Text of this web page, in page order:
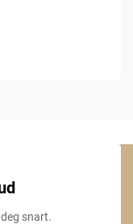
snart.